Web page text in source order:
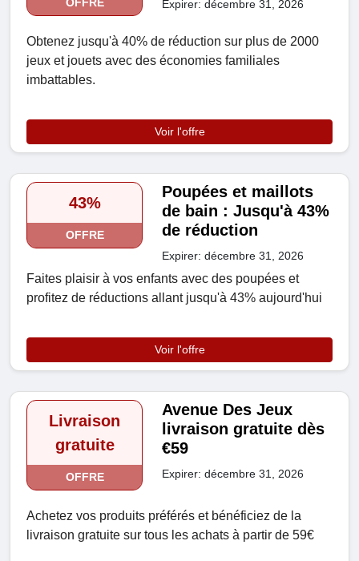
OFFRE Expirer: décembre 31, 2026
Obtenez jusqu'à 40% de réduction sur plus de 2000
jeux et jouets avec des économies familiales
imbattables.
Voir l'offre
43%
OFFRE
Poupées et maillots
de bain : Jusqu'à 43%
de réduction
Expirer: décembre 31, 2026
Faites plaisir à vos enfants avec des poupées et
profitez de réductions allant jusqu'à 43% aujourd'hui
Voir l'offre
Livraison
gratuite
OFFRE
Avenue Des Jeux
livraison gratuite dès
€59
Expirer: décembre 31, 2026
Achetez vos produits préférés et bénéficiez de la
livraison gratuite sur tous les achats à partir de 59€